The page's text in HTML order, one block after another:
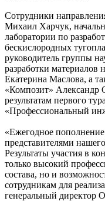
Сотрудники
Михаил Харчук,
лаборатории по
бескислородных
руководитель группы
разработки материалов
Екатерина Маслова, а
«Композит» Александр
результатам первого
«Профессиональный
«Ежегодное
представителями
Результаты участия в
только высокий
состава, но и
сотрудникам для
генеральный